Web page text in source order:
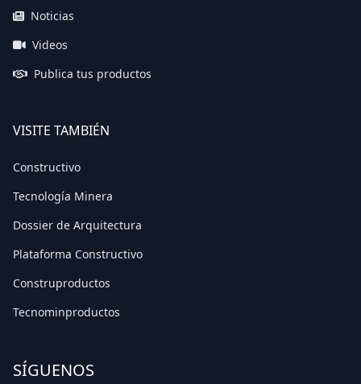
Noticias
Videos
Publica tus productos
VISITE TAMBIÉN
Constructivo
Tecnología Minera
Dossier de Arquitectura
Plataforma Constructivo
Construproductos
Tecnominproductos
SÍGUENOS